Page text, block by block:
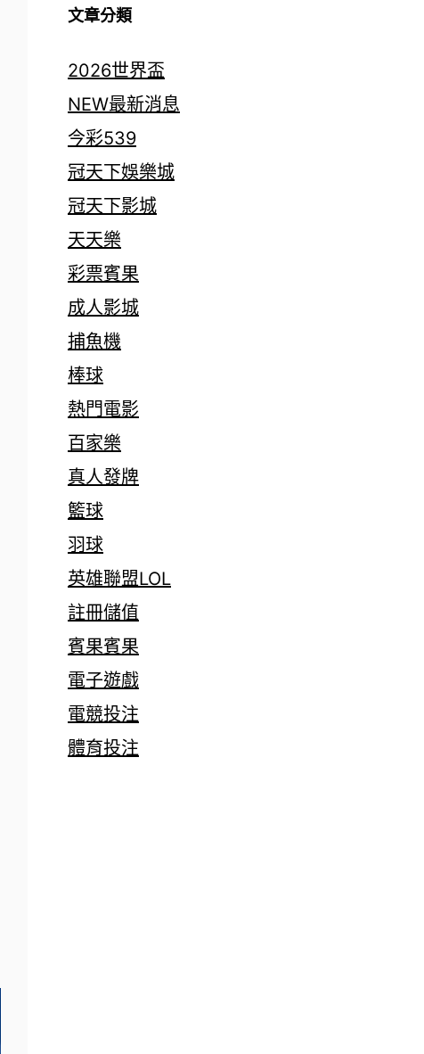
文章分類
2026世界盃
NEW最新消息
今彩539
冠天下娛樂城
冠天下影城
天天樂
彩票賓果
成人影城
捕魚機
棒球
熱門電影
百家樂
真人發牌
籃球
羽球
英雄聯盟LOL
註冊儲值
賓果賓果
電子遊戲
電競投注
體育投注